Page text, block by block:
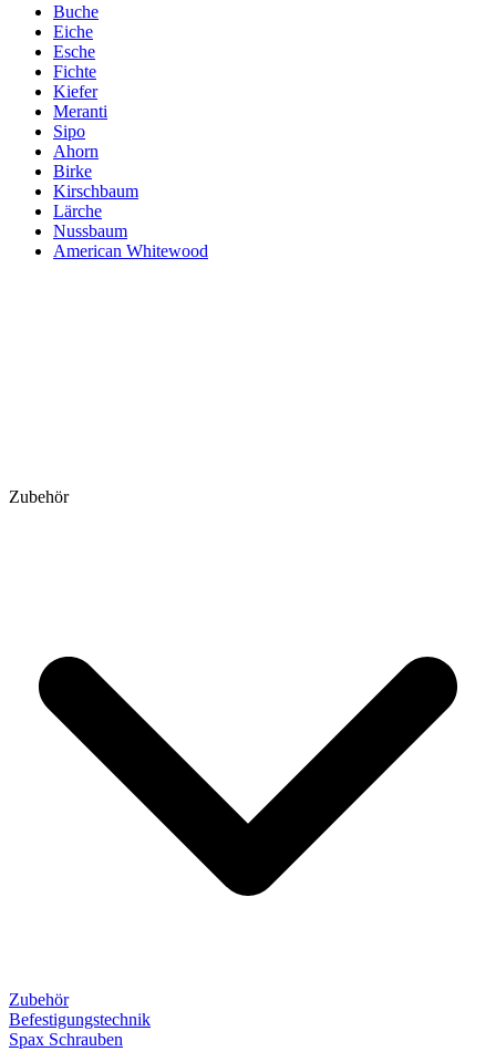
Buche
Eiche
Esche
Fichte
Kiefer
Meranti
Sipo
Ahorn
Birke
Kirschbaum
Lärche
Nussbaum
American Whitewood
Zubehör
Zubehör
Befestigungstechnik
Spax Schrauben